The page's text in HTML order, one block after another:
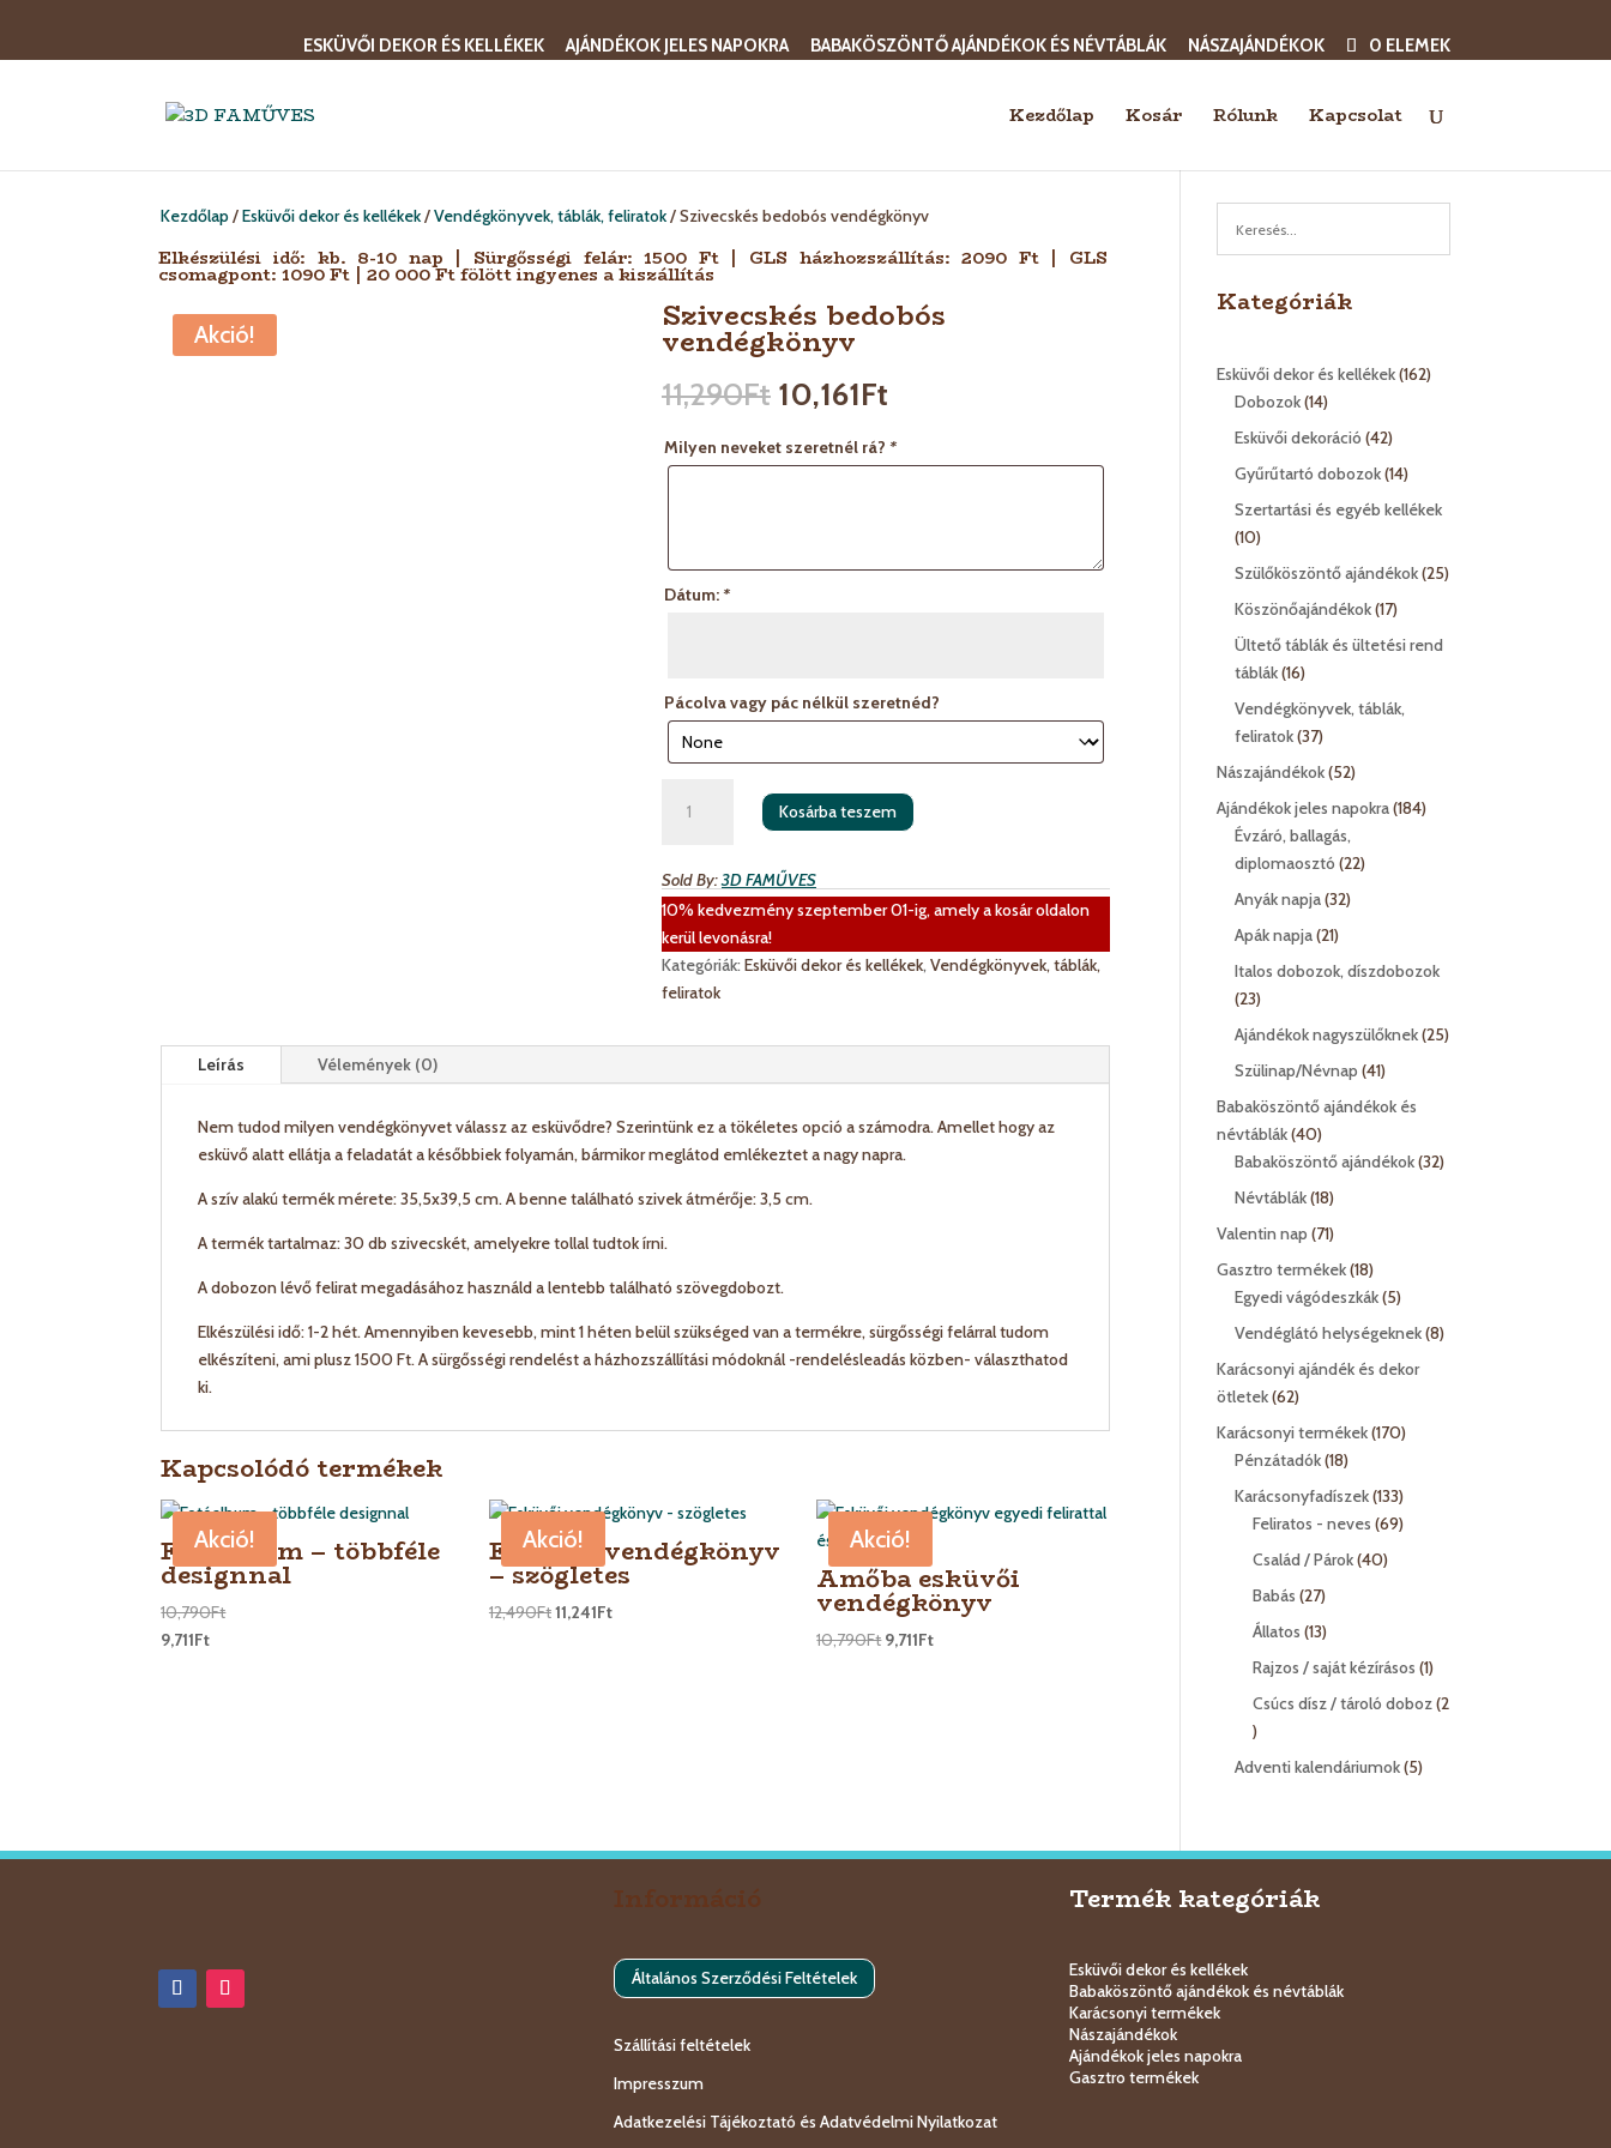
ESKÜVŐI DEKOR ÉS KELLÉKEK AJÁNDÉKOK JELES NAPOKRA BABAKÖSZÖNTŐ AJÁNDÉKOK ÉS NÉVTÁBLÁK NÁSZAJÁNDÉKOK 0 ELEMEK
Kezdőlap Kosár Rólunk Kapcsolat
Kezdőlap/Esküvői dekor és kellékek/Vendégkönyvek, táblák, feliratok/ Szivecskés bedobós vendégkönyv
Elkészülési idő: kb. 8-10 nap | Sürgősségi felár: 1500 Ft | GLS házhozszállítás: 2090 Ft | GLS
csomagpont: 1090 Ft | 20 000 Ft fölött ingyenes a kiszállítás
Akció! Szivecskés bedobós
vendégkönyv
11,290Ft 10,161Ft
Milyen neveket szeretnél rá? *
Dátum:*
Pácolva vagy pác nélkül szeretnéd?
bedobós
mennyiség
Kosárba teszem
Sold By:3D FAMŰVES
10% kedvezmény szeptember 01-ig, amely a kosár oldalon
kerül levonásra!
Kategóriák:Esküvői dekor és kellékek,Vendégkönyvek, táblák,
feliratok
Leírás Vélemények (0)
Nem tudod milyen vendégkönyvet válassz az esküvődre? Szerintünk ez a tökéletes opció a számodra. Amellet hogy az
esküvő alatt ellátja a feladatát a későbbiek folyamán, bármikor meglátod emlékeztet a nagy napra.
A szív alakú termék mérete: 35,5x39,5 cm. A benne található szivek átmérője: 3,5 cm.
A termék tartalmaz: 30 db szivecskét, amelyekre tollal tudtok írni.
A dobozon lévő felirat megadásához használd a lentebb található szövegdobozt.
Elkészülési idő: 1-2 hét. Amennyiben kevesebb, mint 1 héten belül szükséged van a termékre, sürgősségi felárral tudom
elkészíteni, ami plusz 1500 Ft. A sürgősségi rendelést a házhozszállítási módoknál -rendelésleadás közben- választhatod
ki.
Kapcsolódó termékek
Akció!
Fotóalbum – többféle
designnal
10,790Ft
9,711Ft
Akció!
Esküvői vendégkönyv
– szögletes
12,490Ft11,241Ft
Akció!
Amőba esküvői
vendégkönyv
10,790Ft 9,711Ft
Kategóriák
Esküvői dekor és kellékek 162162
Dobozok 1414
termék
Esküvői dekoráció 4242
termék
Gyűrűtartó dobozok 1414
termék
Szertartási és egyéb kellékek
1010
termék
Szülőköszöntő ajándékok 2525
Köszönőajándékok 1717
termék
Ültető táblák és ültetési rend
táblák 1616
termék
Vendégkönyvek, táblák,
feliratok 3737
termék
Nászajándékok 5252
termék
Ajándékok jeles napokra 184184
Évzáró, ballagás,
diplomaosztó 2222
Anyák napja 3232
Apák napja 2121
termék
Italos dobozok, díszdobozok
2323
termék
Ajándékok nagyszülőknek 2525
Szülinap/Névnap 4141
termék
Babaköszöntő ajándékok és
névtáblák 4040
termék
Babaköszöntő ajándékok 3232
Névtáblák 1818
termék
Valentin nap 7171
termék
Gasztro termékek 1818
termék
Egyedi vágódeszkák 55
termék
Vendéglátó helységeknek 88
Karácsonyi ajándék és dekor
ötletek 6262
termék
Karácsonyi termékek 170170
Pénzátadók 1818
termék
Karácsonyfadíszek 133133
termék
Feliratos - neves 6969
Család / Párok 4040
Babás 2727
termék
Állatos 1313
termék
Rajzos / saját kézírásos 11
termék
Csúcs dísz / tároló doboz 2
2
termék
Adventi kalendáriumok 55
Információ
Általános Szerződési Feltételek
Szállítási feltételek
Impresszum
Adatkezelési Tájékoztató és Adatvédelmi Nyilatkozat
Termék kategóriák
Esküvői dekor és kellékek
Babaköszöntő ajándékok és névtáblák
Karácsonyi termékek
Nászajándékok
Ajándékok jeles napokra
Gasztro termékek